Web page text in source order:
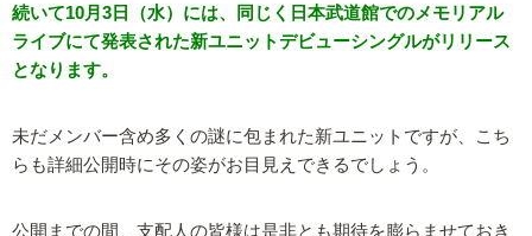
続いて10月3日（水）には、同じく日本武道館でのメモリアル
ライブにて発表された新ユニットデビューシングルがリリース
となります。
未だメンバー含め多くの謎に包まれた新ユニットですが、こち
らも詳細公開時にその姿がお目見えできるでしょう。
公開までの間、支配人の皆様は是非とも期待を膨らませておき